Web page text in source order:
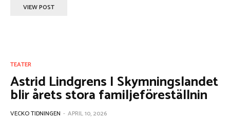
VIEW POST
TEATER
Astrid Lindgrens I Skymningslandet
blir årets stora familjeföreställnin
VECKO TIDNINGEN - APRIL 10, 2026